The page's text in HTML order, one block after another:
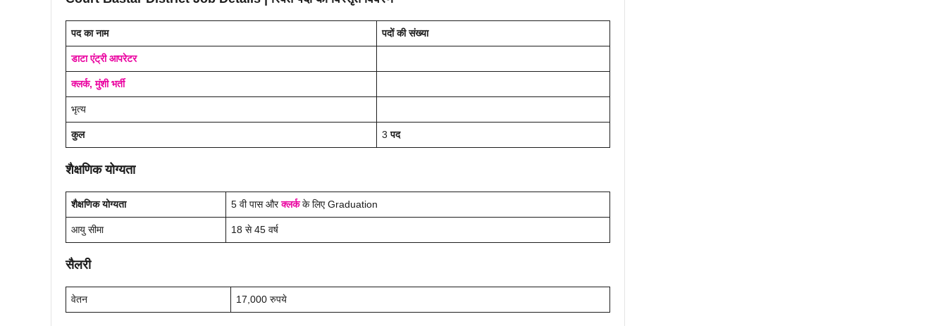
पद का नाम पदों की संख्या
डाटा एंट्री आपरेटर
क्लर्क, मुंशी भर्ती
भृत्य
कुल 3पद
शैक्षणिक योग्यता
शैक्षणिक योग्यता 5 वी पास और क्लर्कके लिए Graduation
आयु सीमा 18 से 45 वर्ष
सैलरी
वेतन 17,000 रुपये